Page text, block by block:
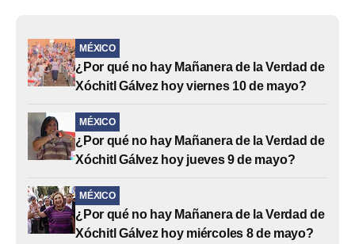
MÉXICO
¿Por qué no hay Mañanera de la Verdad de
Xóchitl Gálvez hoy viernes 10 de mayo?
MÉXICO
¿Por qué no hay Mañanera de la Verdad de
Xóchitl Gálvez hoy jueves 9 de mayo?
MÉXICO
¿Por qué no hay Mañanera de la Verdad de
Xóchitl Gálvez hoy miércoles 8 de mayo?